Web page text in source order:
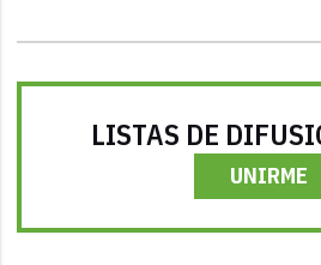
LISTAS DE
UNIRME